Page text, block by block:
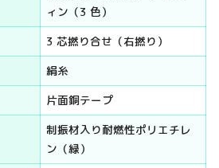
ィン（3 色）
3 芯撚り合せ（右撚り）
絹糸
片面銅テープ
制振材入り耐燃性ポリエチレ
ン（緑）